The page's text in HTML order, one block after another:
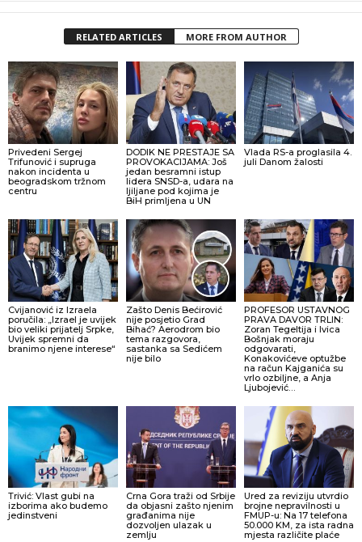
RELATED ARTICLES MORE FROM AUTHOR
Privedeni Sergej
Trifunović i supruga
nakon incidenta u
beogradskom tržnom
centru
DODIK NE PRESTAJE SA
PROVOKACIJAMA: Još
jedan besramni istup
lidera SNSD-a, udara na
ljiljane pod kojima je
BiH primljena u UN
Vlada RS-a proglasila 4.
juli Danom žalosti
Cvijanović iz Izraela
poručila: „Izrael je uvijek
bio veliki prijatelj Srpke,
Uvijek spremni da
branimo njene interese“
Zašto Denis Bećirović
nije posjetio Grad
Bihać? Aerodrom bio
tema razgovora,
sastanka sa Sedićem
nije bilo
PROFESOR USTAVNOG
PRAVA DAVOR TRLIN:
Zoran Tegeltija i Ivica
Bošnjak moraju
odgovarati,
Konakovićeve optužbe
na račun Kajganića su
vrlo ozbiljne, a Anja
Ljubojević…
Trivić: Vlast gubi na
izborima ako budemo
jedinstveni
Crna Gora traži od Srbije
da objasni zašto njenim
građanima nije
dozvoljen ulazak u
zemlju
Ured za reviziju utvrdio
brojne nepravilnosti u
FMUP-u: Na 17 telefona
50.000 KM, za ista radna
mjesta različite plaće